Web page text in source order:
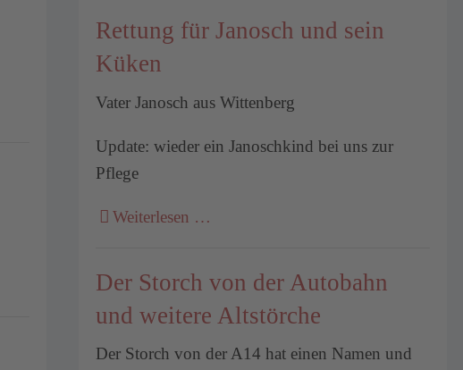
Rettung für Janosch und sein
Küken
Vater Janosch aus Wittenberg
Update: wieder ein Janoschkind bei uns zur
Pflege
Weiterlesen …
Der Storch von der Autobahn
und weitere Altstörche
Der Storch von der A14 hat einen Namen und